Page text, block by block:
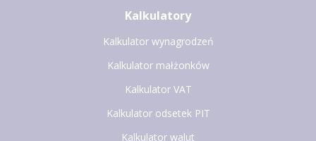
Kalkulatory
Kalkulator wynagrodzeń
Kalkulator małżonków
Kalkulator VAT
Kalkulator odsetek PIT
Kalkulator walut